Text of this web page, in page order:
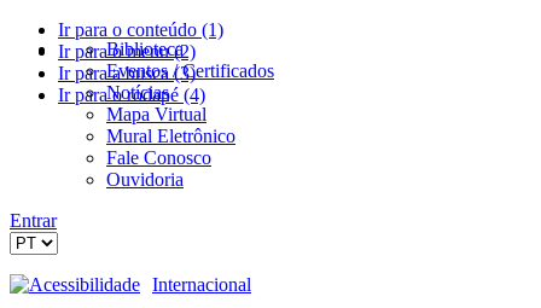
Ir para o conteúdo (1)
Ir para o menu (2)
Ir para a busca (3)
Ir para o rodapé (4)
Biblioteca
Eventos / Certificados
Notícias
Mapa Virtual
Mural Eletrônico
Fale Conosco
Ouvidoria
Entrar
Acessibilidade Internacional